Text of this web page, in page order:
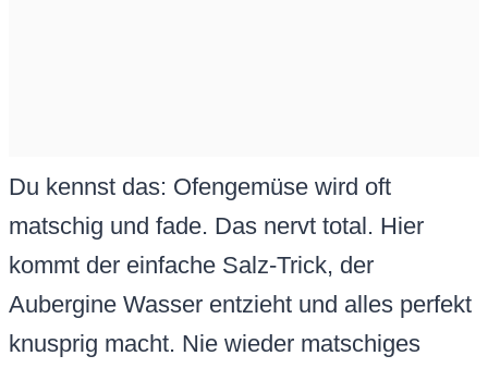
Du kennst das: Ofengemüse wird oft
matschig und fade. Das nervt total. Hier
kommt der einfache Salz-Trick, der
Aubergine Wasser entzieht und alles perfekt
knusprig macht. Nie wieder matschiges